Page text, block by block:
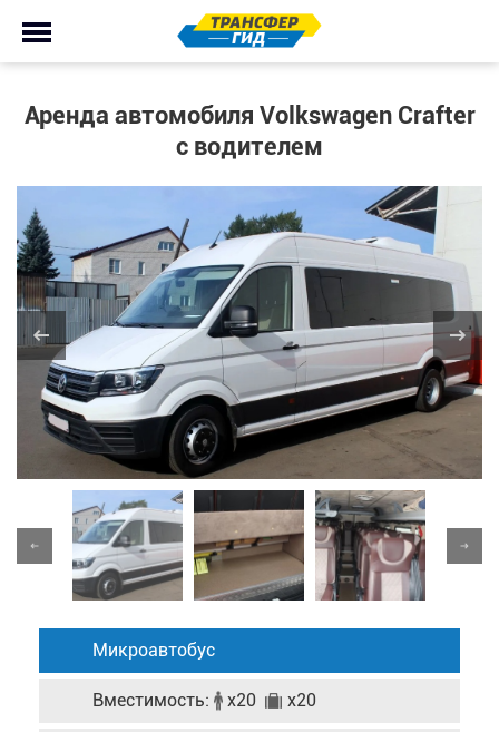
Аренда автомобиля Volkswagen Crafter
с водителем
Микроавтобус
Вместимость: x20 x20